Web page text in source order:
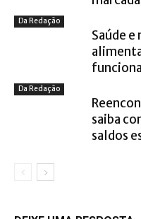
Da Redação
Saúde
Da Redação
saiba
saldos